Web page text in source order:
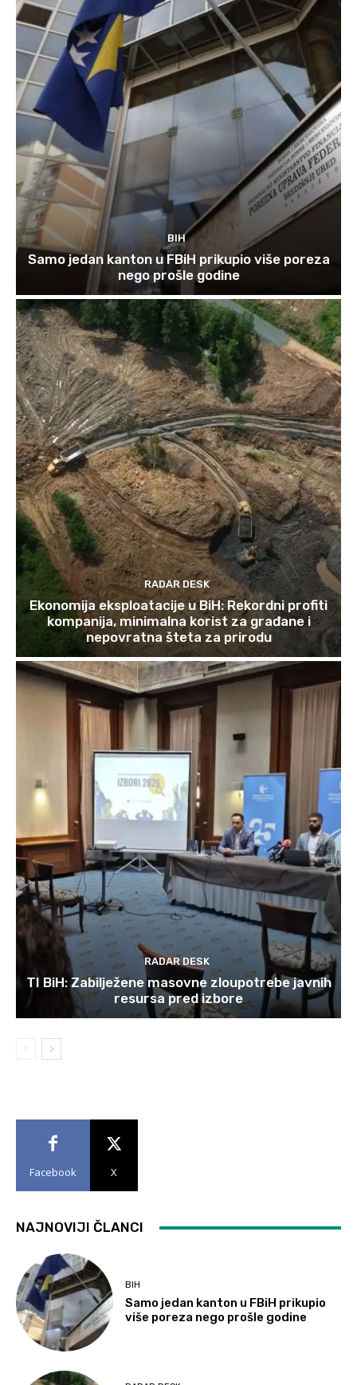
BIH
Samo jedan kanton u FBiH prikupio više poreza
nego prošle godine
RADAR DESK
Ekonomija eksploatacije u BiH: Rekordni profiti
kompanija, minimalna korist za građane i
nepovratna šteta za prirodu
RADAR DESK
TI BiH: Zabilježene masovne zloupotrebe javnih
resursa pred izbore
Facebook X
NAJNOVIJI ČLANCI
BIH
Samo jedan kanton u FBiH prikupio
više poreza nego prošle godine